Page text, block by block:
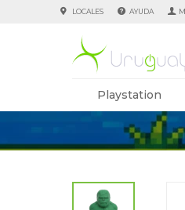
Playstation
LOCALES AYUDA